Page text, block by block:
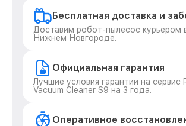
Бесплатная доставка и
Доставим робот-пылесос курьером
Нижнем Новгороде.
Официальная гарантия
Лучшие условия гарантии на сервис
Vacuum Cleaner S9 на 3 года.
Оперативное